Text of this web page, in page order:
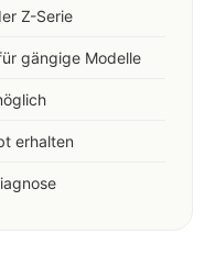
Z-Serie
gängige Modelle
erhalten